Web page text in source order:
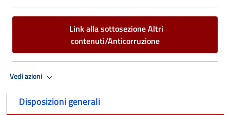
Link alla sottosezione Altri
contenuti/Anticorruzione
Vedi azioni
Disposizioni generali